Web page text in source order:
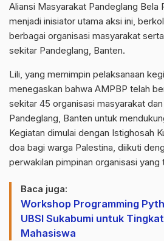
Aliansi Masyarakat Pandeglang Bela
menjadi inisiator utama aksi ini,
berbagai organisasi masyarakat
sekitar Pandeglang, Banten.
Lili, yang memimpin pelaksanaan
menegaskan bahwa AMPBP telah
sekitar 45 organisasi masyarakat
Pandeglang, Banten untuk
Kegiatan dimulai dengan Istighosah
doa bagi warga Palestina, diikuti
perwakilan pimpinan organisasi yang
Baca juga:
Workshop Programming
UBSI Sukabumi untuk
Mahasiswa